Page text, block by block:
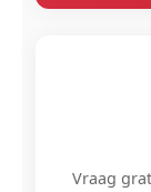
Vraag